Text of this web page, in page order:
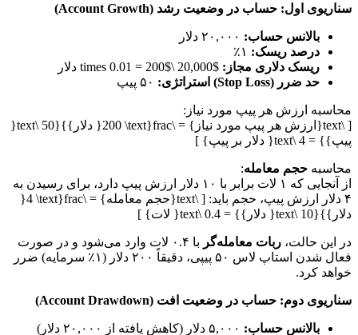
سناریوی اول: حساب در وضعیت رشد (Account Growth)
بالانس حساب:
درصد ریسک:
ریسک دلاری مجاز: $20,000 \times 0.01 = 200$ دلار
حد ضرر (Stop Loss) استراتژی:
محاسبه ارزش هر پیپ مورد نیاز:
[ \text{ارزش هر پیپ مورد نیاز} = \frac{200 \text{ دلار}}{50 \text{
پیپ}} = 4 \text{ دلار بر پیپ} ]
محاسبه حجم معامله:
از آنجایی که ۱ لات برابر با ۱۰ دلار ارزش پیپ دارد، برای رسیدن به
۴ دلار ارزش پیپ، حجم باید: [ \text{حجم معامله} = \frac{4 \text{
دلار}}{10 \text{ دلار}} = 0.4 \text{ لات} ]
در این حالت، ربات معامله‌گر
با ۰.۴ لات وارد می‌شود و در صورت
فعال شدن استاپ لاس ۵۰ پیپی، دقیقاً ۲۰۰ دلار (۱٪ سرمایه) ضرر
خواهد کرد.
سناریوی دوم: حساب در وضعیت افت (Account Drawdown)
بالانس حساب: